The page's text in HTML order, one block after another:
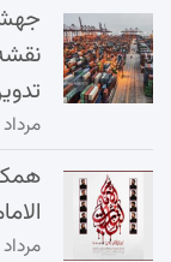
مرداد ۱۰, ۱۴۰۵
مرداد ۱۰, ۱۴۰۵